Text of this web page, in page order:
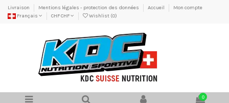
Livraison Mentions légales - protection des données Accueil
Mon compte
Français
CHF CHF Wishlist (0)
0